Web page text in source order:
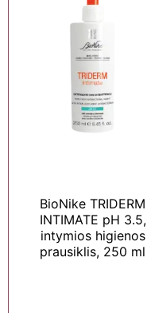
BioNike TRIDERM
INTIMATE pH 3.5,
intymios higienos
prausiklis, 250 ml